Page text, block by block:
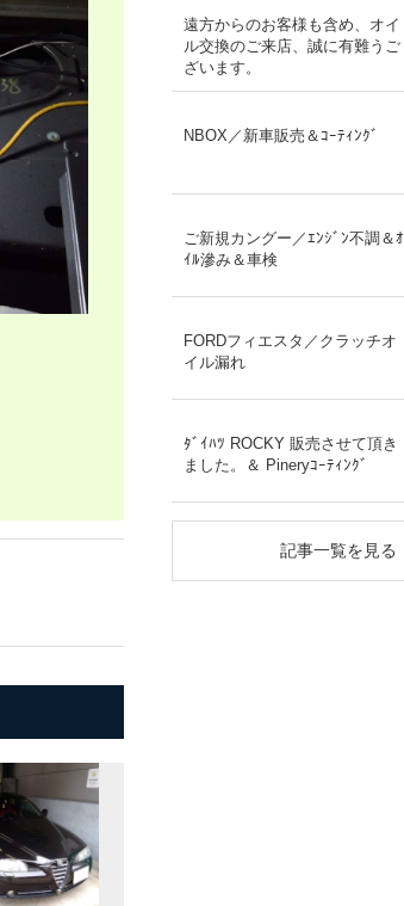
遠方からのお客様も含め、オイ
ル交換のご来店、誠に有難うご
ざいます。
NBOX／新車販売＆ｺｰﾃｨﾝｸﾞ
ご新規カングー／ｴﾝｼﾞﾝ不調＆ｵ
ｲﾙ滲み＆車検
FORDフィエスタ／クラッチオ
イル漏れ
ﾀﾞｲﾊﾂ ROCKY 販売させて頂き
ました。＆ Pineryｺｰﾃｨﾝｸﾞ
記事一覧を見る